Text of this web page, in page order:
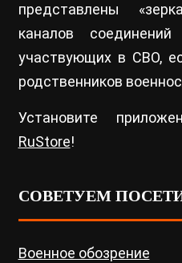
представлены
каналов
участвующих в СВО,
родственников
Установите
RuStore!
СОВЕТУЕМ
Военное обозрение